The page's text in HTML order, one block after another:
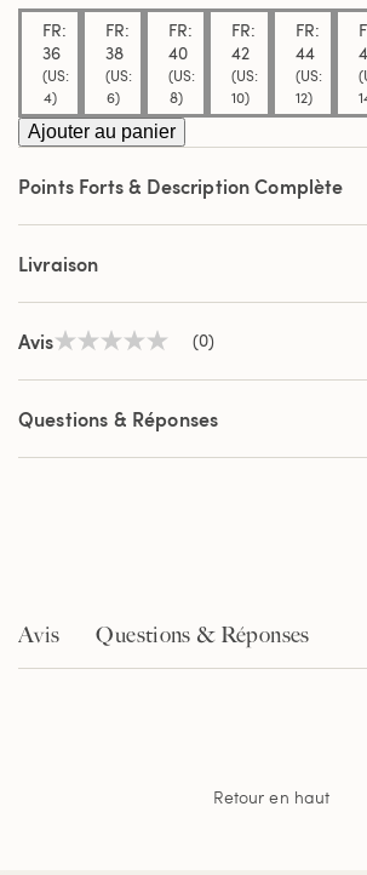
même
page.
FR:
36
(US:
4)
FR:
38
(US:
6)
FR:
40
(US:
8)
FR:
42
(US:
10)
FR:
44
(US:
12)
Ajouter au panier
Points Forts & Description Complète
Livraison
AvisAucune
de
notation
Lien
la
(0)
Questions & Réponses
Avis Questions & Réponses
Retour en haut